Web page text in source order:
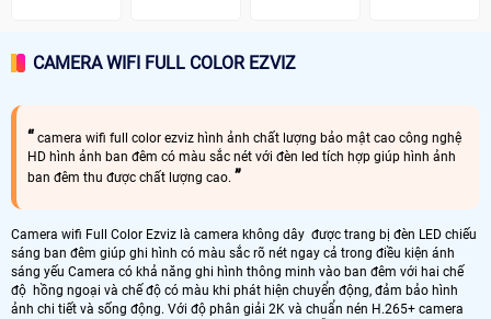
CAMERA WIFI FULL COLOR EZVIZ
camera wifi full color ezviz hình ảnh chất lượng bảo mật cao công nghệ
HD hình ảnh ban đêm có màu sắc nét với đèn led tích hợp giúp hình ảnh
ban đêm thu được chất lượng cao.
Camera wifi Full Color Ezviz là camera không dây được trang bị đèn LED chiếu
sáng ban đêm giúp ghi hình có màu sắc rõ nét ngay cả trong điều kiện ánh
sáng yếu Camera có khả năng ghi hình thông minh vào ban đêm với hai chế
độ hồng ngoại và chế độ có màu khi phát hiện chuyển động, đảm bảo hình
ảnh chi tiết và sống động. Với độ phân giải 2K và chuẩn nén H.265+ camera